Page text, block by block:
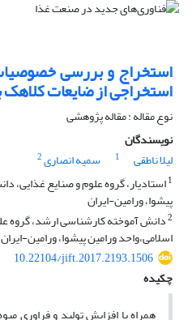
استخراج و بررسی
استخراجی از ضایعات کلاهک
نوع مقاله : مقاله پژوهشی
نویسندگان
لیلا ناطقی
1 سمیه انصاری2
1استادیار، گروه علوم و صنایع غذایی،
پیشوا، ورامین-ایران
2دانش آموخته کارشناسی ارشد، گروه
اسلامی،واحد ورامین پیشوا، ورامین-ایران
10.22104/jift.2017.2193.1506
چکیده
همراه با افزایش تولید و فراوری